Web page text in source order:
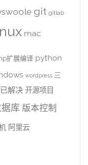
git gitlab
mac
扩展编译 python
wordpress 三
已解决 开源项目
库 版本控制
阿里云